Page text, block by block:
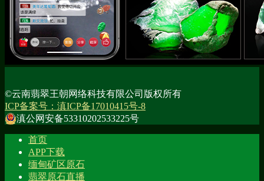
©云南翡翠王朝网络科技有限公司版权所有
ICP备案号：滇ICP备17010415号-8
滇公网安备53310202533225号
首页
APP下载
缅甸矿区原石
翡翠原石直播